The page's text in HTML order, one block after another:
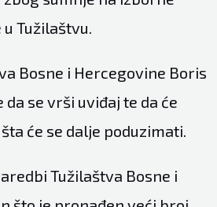
Tužilaštvu.
Bosne i Hercegovine Boris
da se vrši uviđaj te da će
će se dalje poduzimati.
Tužilaštva Bosne i